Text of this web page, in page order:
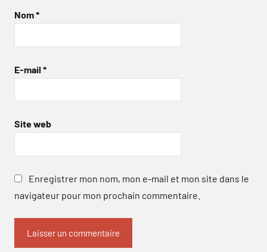
Nom*
E-mail *
Site web
Enregistrer mon nom, mon e-mail et mon site dans le
navigateur pour mon prochain commentaire.